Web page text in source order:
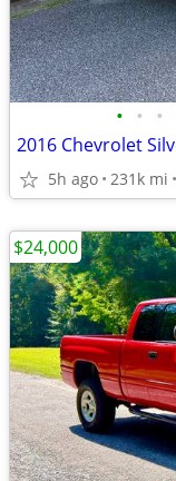
• • •
5h ago 231k mi
$24,000